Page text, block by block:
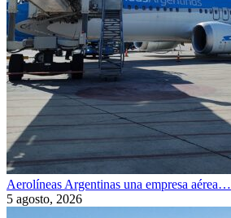
Aerolíneas Argentinas una empresa aérea…
5 agosto, 2026